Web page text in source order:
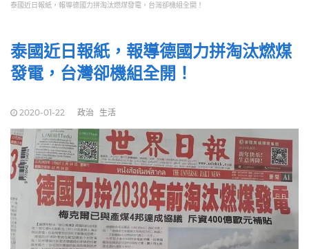
泰國近日報紙，報導德國力拼淘汰燃煤發電，台灣卻機組全開！
泰國近日報紙，報導德國力拼淘汰燃煤
發電，台灣卻機組全開！
2020-01-22 政治 生活